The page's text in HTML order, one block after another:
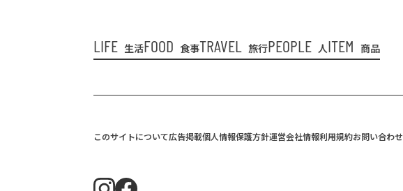
LIFE 生活FOOD 食事TRAVEL 旅行PEOPLE 人ITEM 商品
このサイトについて広告掲載個人情報保護方針運営会社情報利用規約お問い合わせ